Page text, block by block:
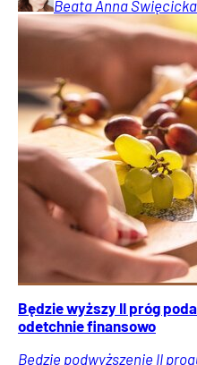
Beata Anna Święcicka
Będzie wyższy II próg
odetchnie finansowo
Będzie podwyższenie II